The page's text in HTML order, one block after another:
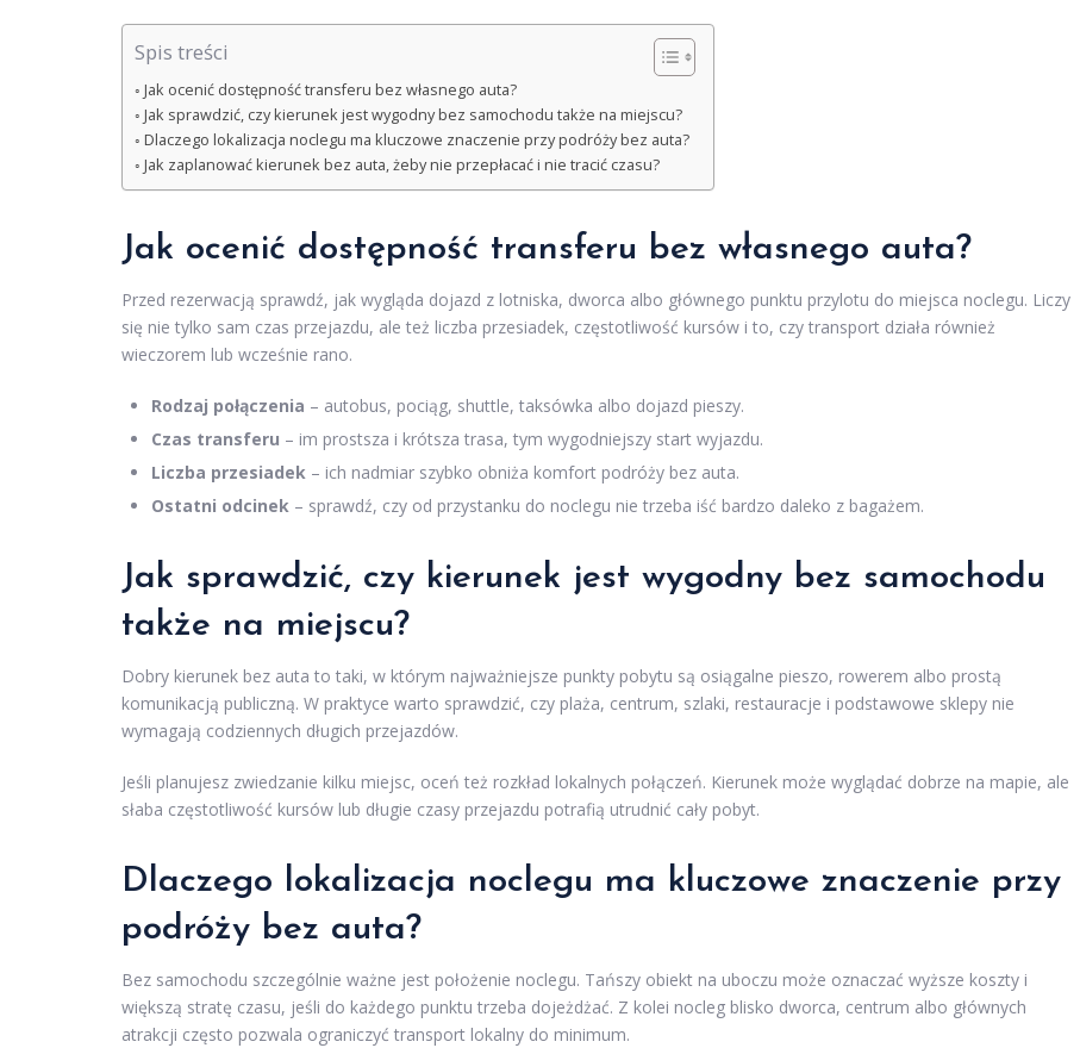
Spis treści
Jak ocenić dostępność transferu bez własnego auta?
Jak sprawdzić, czy kierunek jest wygodny bez samochodu także na miejscu?
Dlaczego lokalizacja noclegu ma kluczowe znaczenie przy podróży bez auta?
Jak zaplanować kierunek bez auta, żeby nie przepłacać i nie tracić czasu?
Jak ocenić dostępność transferu bez własnego auta?
Przed rezerwacją sprawdź, jak wygląda dojazd z lotniska, dworca albo głównego punktu przylotu do miejsca noclegu. Liczy
się nie tylko sam czas przejazdu, ale też liczba przesiadek, częstotliwość kursów i to, czy transport działa również
wieczorem lub wcześnie rano.
Rodzaj połączenia – autobus, pociąg, shuttle, taksówka albo dojazd pieszy.
Czas transferu – im prostsza i krótsza trasa, tym wygodniejszy start wyjazdu.
Liczba przesiadek – ich nadmiar szybko obniża komfort podróży bez auta.
Ostatni odcinek – sprawdź, czy od przystanku do noclegu nie trzeba iść bardzo daleko z bagażem.
Jak sprawdzić, czy kierunek jest wygodny bez samochodu
także na miejscu?
Dobry kierunek bez auta to taki, w którym najważniejsze punkty pobytu są osiągalne pieszo, rowerem albo prostą
komunikacją publiczną. W praktyce warto sprawdzić, czy plaża, centrum, szlaki, restauracje i podstawowe sklepy nie
wymagają codziennych długich przejazdów.
Jeśli planujesz zwiedzanie kilku miejsc, oceń też rozkład lokalnych połączeń. Kierunek może wyglądać dobrze na mapie, ale
słaba częstotliwość kursów lub długie czasy przejazdu potrafią utrudnić cały pobyt.
Dlaczego lokalizacja noclegu ma kluczowe znaczenie przy
podróży bez auta?
Bez samochodu szczególnie ważne jest położenie noclegu. Tańszy obiekt na uboczu może oznaczać wyższe koszty i
większą stratę czasu, jeśli do każdego punktu trzeba dojeżdżać. Z kolei nocleg blisko dworca, centrum albo głównych
atrakcji często pozwala ograniczyć transport lokalny do minimum.